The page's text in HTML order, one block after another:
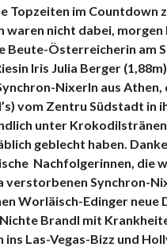
Topzeiten im Countdown
waren nicht dabei,
Beute-Österreicherin am
Iris Julia Berger
Nixerln aus
vom Zentru Südstadt in
unter
geblecht haben.
Nachfolgerinnen, die
verstorbenen Synchron-
Worläisch-Edinger
Brandl mit
ins Las-Vegas-Bizz und